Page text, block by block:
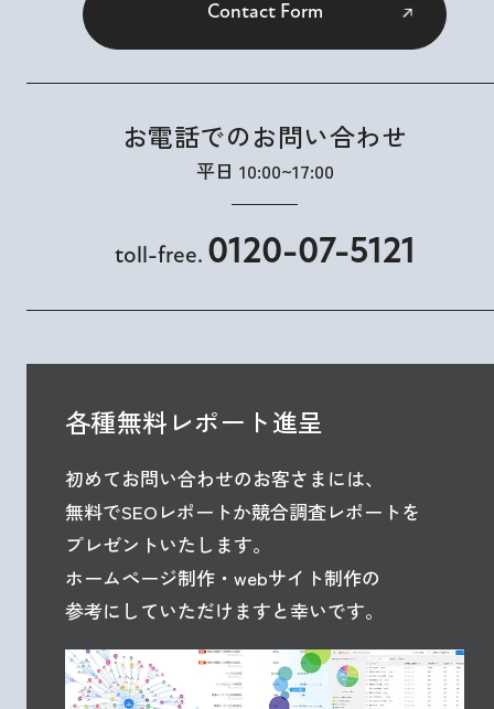
Contact Form
お電話でのお問い合わせ
平日 10:00~17:00
toll-free. 0120-07-5121
各種無料レポート進呈
初めてお問い合わせのお客さまには、
無料でSEOレポートか競合調査レポートを
プレゼントいたします。
ホームページ制作・webサイト制作の
参考にしていただけますと幸いです。